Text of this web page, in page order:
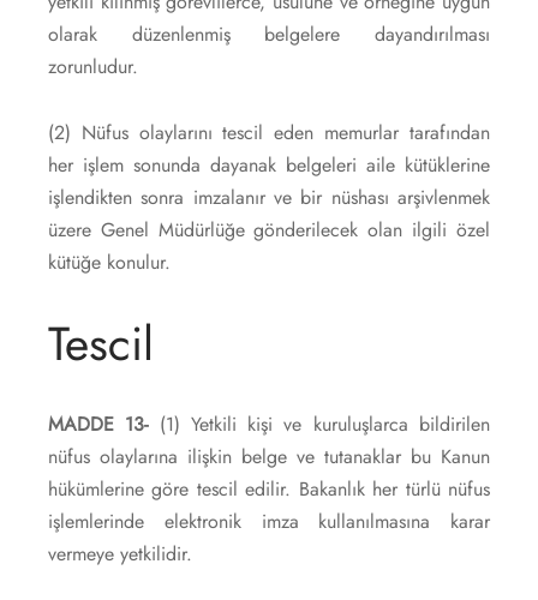
olarak düzenlenmiş belgelere dayandırılması
zorunludur.
(2) Nüfus olaylarını tescil eden memurlar tarafından
her işlem sonunda dayanak belgeleri aile kütüklerine
işlendikten sonra imzalanır ve bir nüshası arşivlenmek
üzere Genel Müdürlüğe gönderilecek olan ilgili özel
kütüğe konulur.
Tescil
MADDE 13-(1) Yetkili kişi ve kuruluşlarca bildirilen
nüfus olaylarına ilişkin belge ve tutanaklar bu Kanun
hükümlerine göre tescil edilir. Bakanlık her türlü nüfus
işlemlerinde elektronik imza kullanılmasına karar
vermeye yetkilidir.